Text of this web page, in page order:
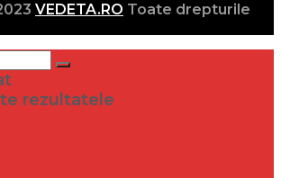
VEDETA.RO Toate drepturile
rezultatele